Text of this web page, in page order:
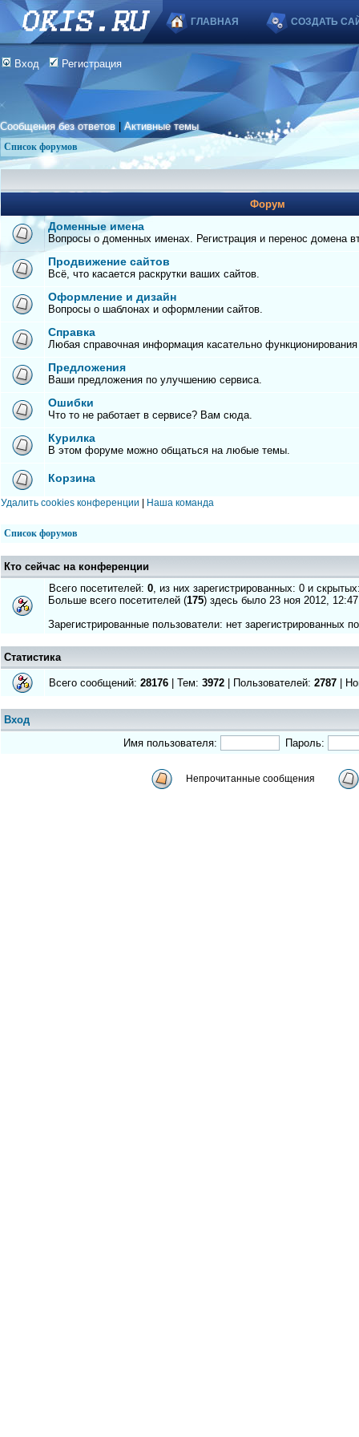
ГЛАВНАЯ СОЗДАТЬ
Вход Регистрация
Сообщения без ответов |Активные темы
Список форумов
Форум
Доменные имена
Вопросы о доменных именах. Регистрация и перенос домена
Продвижение сайтов
Всё, что касается раскрутки ваших сайтов.
Оформление и дизайн
Вопросы о шаблонах и оформлении сайтов.
Справка
Любая справочная информация касательно
Предложения
Ваши предложения по улучшению сервиса.
Ошибки
Что то не работает в сервисе? Вам сюда.
Курилка
В этом форуме можно общаться на любые темы.
Корзина
Удалить cookies конференции Наша команда
Список форумов
Кто сейчас на конференции
Всего посетителей: 0, из них зарегистрированных: 0 и
Больше всего посетителей (175) здесь было 23 ноя 2012, 12:47
Зарегистрированные пользователи: нет зарегистрированных
Статистика
Всего сообщений: 28176 | Тем: 3972 | Пользователей: 2787 |
Вход
Имя пользователя:
Пароль:
Непрочитанные сообщения